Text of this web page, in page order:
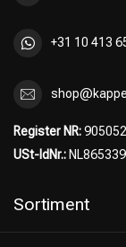
+31 10 413
Register NR:
USt-IdNr.:
Sortiment